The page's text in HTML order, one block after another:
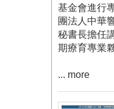
基金會進行
團法人中華
秘書長擔任
期療育專業
... more